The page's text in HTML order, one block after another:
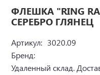
ФЛЕШКА "RING
СЕРЕБРО ГЛЯНЕЦ
Артикул: 3020.09
Бренд:
Удаленный склад.